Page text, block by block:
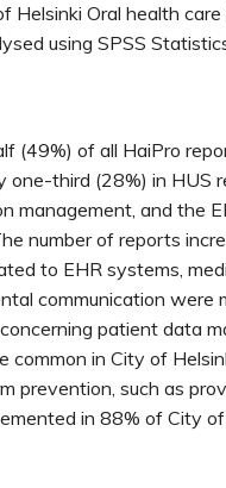
Helsinki Oral health
using SPSS
(49%) of all HaiPro
one-third (28%) in HUS
management, and the
number of reports
to EHR systems,
communication were
patient data
common in City of
prevention, such as
in 88% of City